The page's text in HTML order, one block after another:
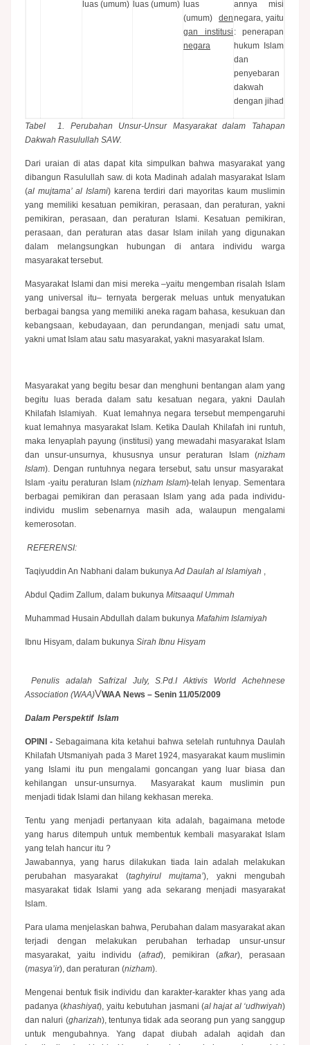
luas (umum) luas (umum) luas
(umum) den
gan institusi
negara
annya misi
negara, yaitu
: penerapan
hukum Islam
dan
penyebaran
dakwah
dengan jihad
Tabel 1. Perubahan Unsur-Unsur Masyarakat dalam Tahapan
Dakwah Rasulullah SAW.
Dari uraian di atas dapat kita simpulkan bahwa masyarakat yang
dibangun Rasulullah saw. di kota Madinah adalah masyarakat Islam
(al mujtama’ al Islami) karena terdiri dari mayoritas kaum muslimin
yang memiliki kesatuan pemikiran, perasaan, dan peraturan, yakni
pemikiran, perasaan, dan peraturan Islami. Kesatuan pemikiran,
perasaan, dan peraturan atas dasar Islam inilah yang digunakan
dalam melangsungkan hubungan di antara individu warga
masyarakat tersebut.
Masyarakat Islami dan misi mereka –yaitu mengemban risalah Islam
yang universal itu– ternyata bergerak meluas untuk menyatukan
berbagai bangsa yang memiliki aneka ragam bahasa, kesukuan dan
kebangsaan, kebudayaan, dan perundangan, menjadi satu umat,
yakni umat Islam atau satu masyarakat, yakni masyarakat Islam.
Masyarakat yang begitu besar dan menghuni bentangan alam yang
begitu luas berada dalam satu kesatuan negara, yakni Daulah
Khilafah Islamiyah. Kuat lemahnya negara tersebut mempengaruhi
kuat lemahnya masyarakat Islam. Ketika Daulah Khilafah ini runtuh,
maka lenyaplah payung (institusi) yang mewadahi masyarakat Islam
dan unsur-unsurnya, khususnya unsur peraturan Islam (nizham
Islam). Dengan runtuhnya negara tersebut, satu unsur masyarakat
Islam -yaitu peraturan Islam (nizham Islam)-telah lenyap. Sementara
berbagai pemikiran dan perasaan Islam yang ada pada individu-
individu muslim sebenarnya masih ada, walaupun mengalami
kemerosotan.
REFERENSI:
Taqiyuddin An Nabhani dalam bukunya Ad Daulah al Islamiyah ,
Abdul Qadim Zallum, dalam bukunya Mitsaaqul Ummah
Muhammad Husain Abdullah dalam bukunya Mafahim Islamiyah
Ibnu Hisyam, dalam bukunya Sirah Ibnu Hisyam
Penulis adalah Safrizal July, S.Pd.I Aktivis World Achehnese
Association (WAA)VWAA News – Senin 11/05/2009
Dalam Perspektif Islam
OPINI - Sebagaimana kita ketahui bahwa setelah runtuhnya Daulah
Khilafah Utsmaniyah pada 3 Maret 1924, masyarakat kaum muslimin
yang Islami itu pun mengalami goncangan yang luar biasa dan
kehilangan unsur-unsurnya.
Masyarakat kaum muslimin pun
menjadi tidak Islami dan hilang kekhasan mereka.
Tentu yang menjadi pertanyaan kita adalah, bagaimana metode
yang harus ditempuh untuk membentuk kembali masyarakat Islam
yang telah hancur itu ?
Jawabannya, yang harus dilakukan tiada lain adalah melakukan
perubahan masyarakat (taghyirul mujtama’), yakni mengubah
masyarakat tidak Islami yang ada sekarang menjadi masyarakat
Islam.
Para ulama menjelaskan bahwa, Perubahan dalam masyarakat akan
terjadi dengan melakukan perubahan terhadap unsur-unsur
masyarakat, yaitu individu (afrad), pemikiran (afkar), perasaan
(masya’ir), dan peraturan (nizham).
Mengenai bentuk fisik individu dan karakter-karakter khas yang ada
padanya (khashiyat), yaitu kebutuhan jasmani (al hajat al ‘udhwiyah)
dan naluri (gharizah), tentunya tidak ada seorang pun yang sanggup
untuk mengubahnya. Yang dapat diubah adalah aqidah dan